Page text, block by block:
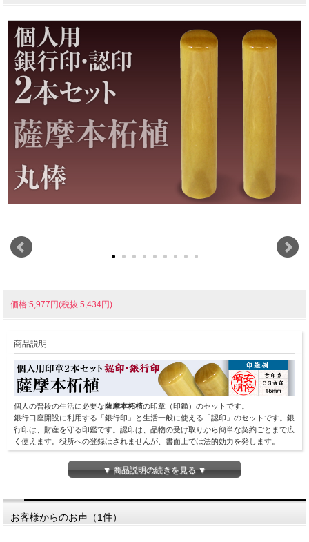
価格:5,977円(税抜 5,434円)
商品説明
個人の普段の生活に必要な薩摩本柘植の印章（印鑑）のセットです。
銀行口座開設に利用する「銀行印」と生活一般に使える「認印」のセットです。銀
行印は、財産を守る印鑑です。認印は、品物の受け取りから簡単な契約ごとまで広
く使えます。役所への登録はされませんが、書面上では法的効力を発します。
▼ 商品説明の続きを見る ▼
お客様からのお声（1件）